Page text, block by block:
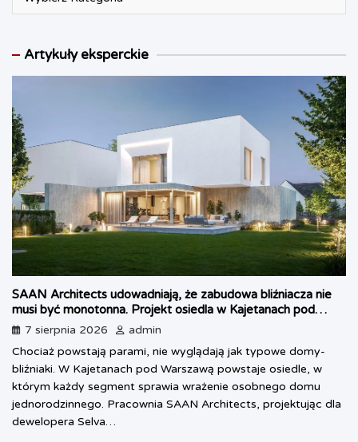
Artykuły eksperckie
SAAN Architects udowadniają, że zabudowa bliźniacza nie
musi być monotonna. Projekt osiedla w Kajetanach pod
Warszawą
7 sierpnia 2026
admin
Chociaż powstają parami, nie wyglądają jak typowe domy-
bliźniaki. W Kajetanach pod Warszawą powstaje osiedle, w
którym każdy segment sprawia wrażenie osobnego domu
jednorodzinnego. Pracownia SAAN Architects, projektując dla
dewelopera Selva…